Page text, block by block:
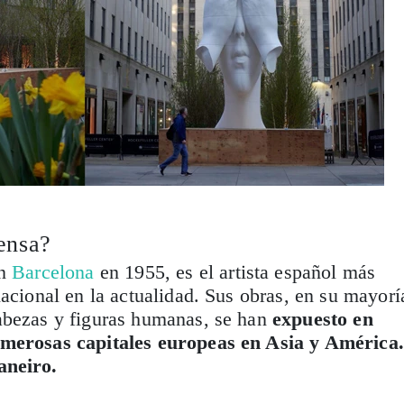
Barcelona en 1955, es el artista español más
en la actualidad. Sus obras, en su
y figuras humanas, se han expuesto en
capitales europeas en Asia y América.